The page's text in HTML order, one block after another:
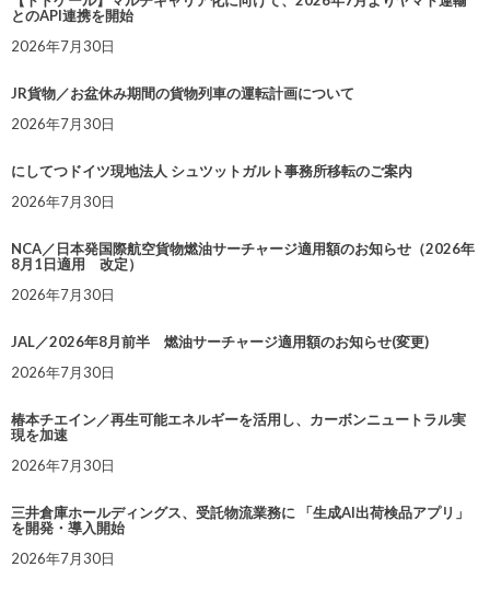
とのAPI連携を開始
2026年7月30日
JR貨物／お盆休み期間の貨物列車の運転計画について
2026年7月30日
にしてつドイツ現地法人 シュツットガルト事務所移転のご案内
2026年7月30日
NCA／日本発国際航空貨物燃油サーチャージ適用額のお知らせ（2026年
8月1日適用 改定）
2026年7月30日
JAL／2026年8月前半 燃油サーチャージ適用額のお知らせ(変更)
2026年7月30日
椿本チエイン／再生可能エネルギーを活用し、カーボンニュートラル実
現を加速
2026年7月30日
三井倉庫ホールディングス、受託物流業務に 「生成AI出荷検品アプリ」
を開発・導入開始
2026年7月30日